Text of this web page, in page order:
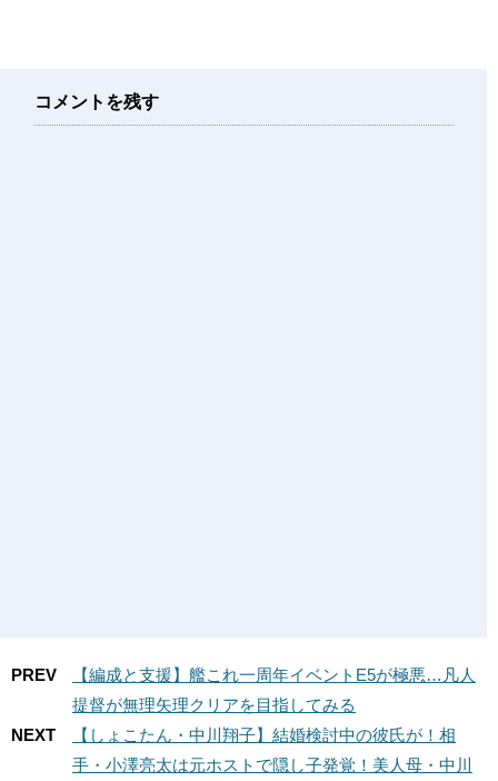
コメントを残す
PREV
【編成と支援】艦これ一周年イベントE5が極悪…凡人
提督が無理矢理クリアを目指してみる
NEXT
【しょこたん・中川翔子】結婚検討中の彼氏が！相
手・小澤亮太は元ホストで隠し子発覚！美人母・中川